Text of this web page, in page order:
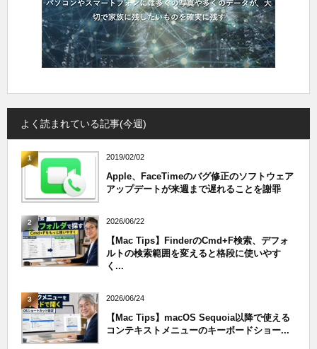
よく読まれている記事(今週)
1 2019/02/02
Apple、FaceTimeのバグ修正のソフトウェア
アップデートが来週まで遅れることを謝罪
2 2026/06/22
【Mac Tips】FinderのCmd+F検索、デフォ
ルトの検索範囲を変えると格段に使いやす
く...
3 2026/06/24
【Mac Tips】macOS Sequoia以降で使える
コンテキストメニューのキーボードショー...